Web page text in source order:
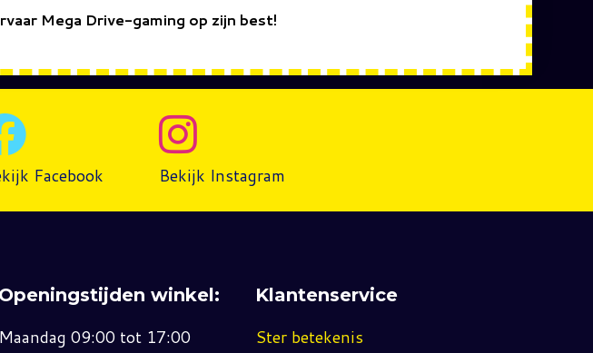
Mega Drive-gaming op zijn best!
Facebook Bekijk Instagram
Openingstijden winkel:
Maandag 09:00 tot 17:00
Klantenservice
Ster betekenis